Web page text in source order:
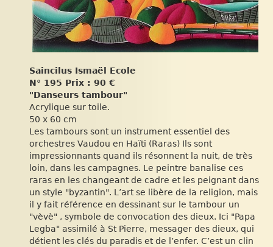
Saincilus Ismaël Ecole
N° 195 Prix : 90 €
"Danseurs tambour"
Acrylique sur toile.
50 x 60 cm
Les tambours sont un instrument essentiel des
orchestres Vaudou en Haïti (Raras) Ils sont
impressionnants quand ils résonnent la nuit, de très
loin, dans les campagnes. Le peintre banalise ces
raras en les changeant de cadre et les peignant dans
un style "byzantin". L’art se libère de la religion, mais
il y fait référence en dessinant sur le tambour un
"vèvè" , symbole de convocation des dieux. Ici "Papa
Legba" assimilé à St Pierre, messager des dieux, qui
détient les clés du paradis et de l’enfer. C’est un clin